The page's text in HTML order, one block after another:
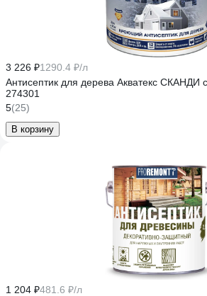
3 226 ₽1290.4 ₽/л
Антисептик для дерева Акватекс СКАНДИ
274301
5(25)
В корзину
1 204 ₽481.6 ₽/л